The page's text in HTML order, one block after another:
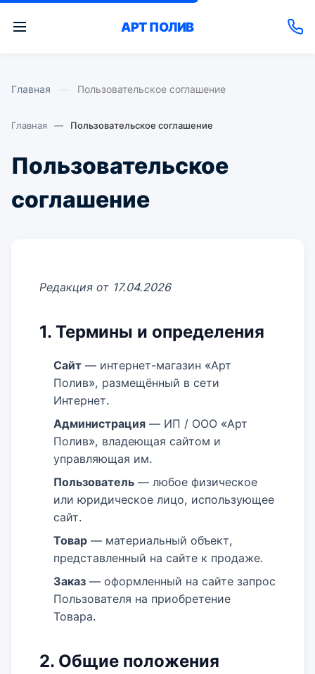
АРТ ПОЛИВ
Главная Пользовательское соглашение
Главная — Пользовательское соглашение
Пользовательское
соглашение
Редакция от 17.04.2026
1. Термины и определения
Сайт — интернет-магазин «Арт
Полив», размещённый в сети
Интернет.
Администрация — ИП / ООО «Арт
Полив», владеющая сайтом и
управляющая им.
Пользователь — любое физическое
или юридическое лицо, использующее
сайт.
Товар — материальный объект,
представленный на сайте к продаже.
Заказ — оформленный на сайте запрос
Пользователя на приобретение
Товара.
2. Общие положения